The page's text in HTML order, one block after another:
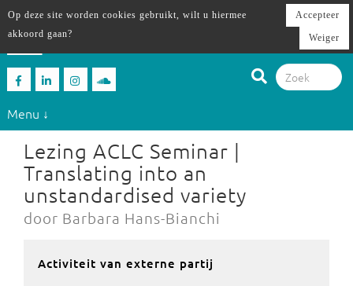
Menu ↓
Lezing ACLC Seminar |
Translating into an
unstandardised variety
door Barbara Hans-Bianchi
Activiteit van externe partij
Op deze site worden cookies gebruikt, wilt u hiermee
akkoord gaan?
Accepteer
Weiger